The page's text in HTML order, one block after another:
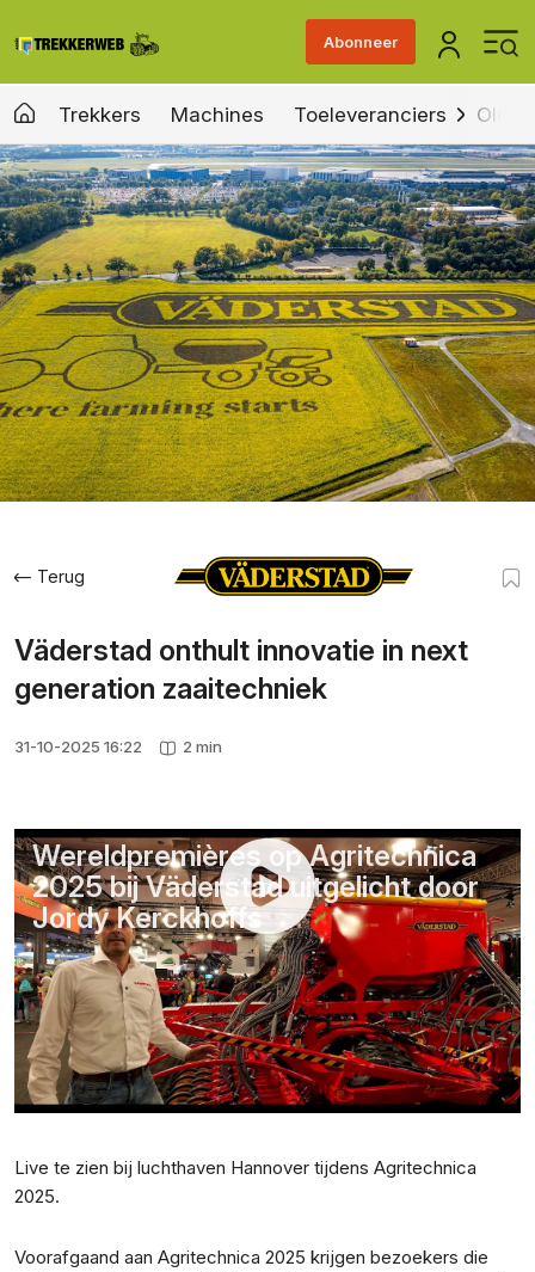
Abonneer
Trekkers Machines Toeleveranciers Old &
Terug
Väderstad onthult innovatie in next
generation zaaitechniek
31-10-2025 16:22 2 min
Wereldpremières op Agritechnica
2025 bij Väderstad uitgelicht door
Jordy Kerckhoffs
Live te zien bij luchthaven Hannover tijdens Agritechnica
2025.
Voorafgaand aan Agritechnica 2025 krijgen bezoekers die